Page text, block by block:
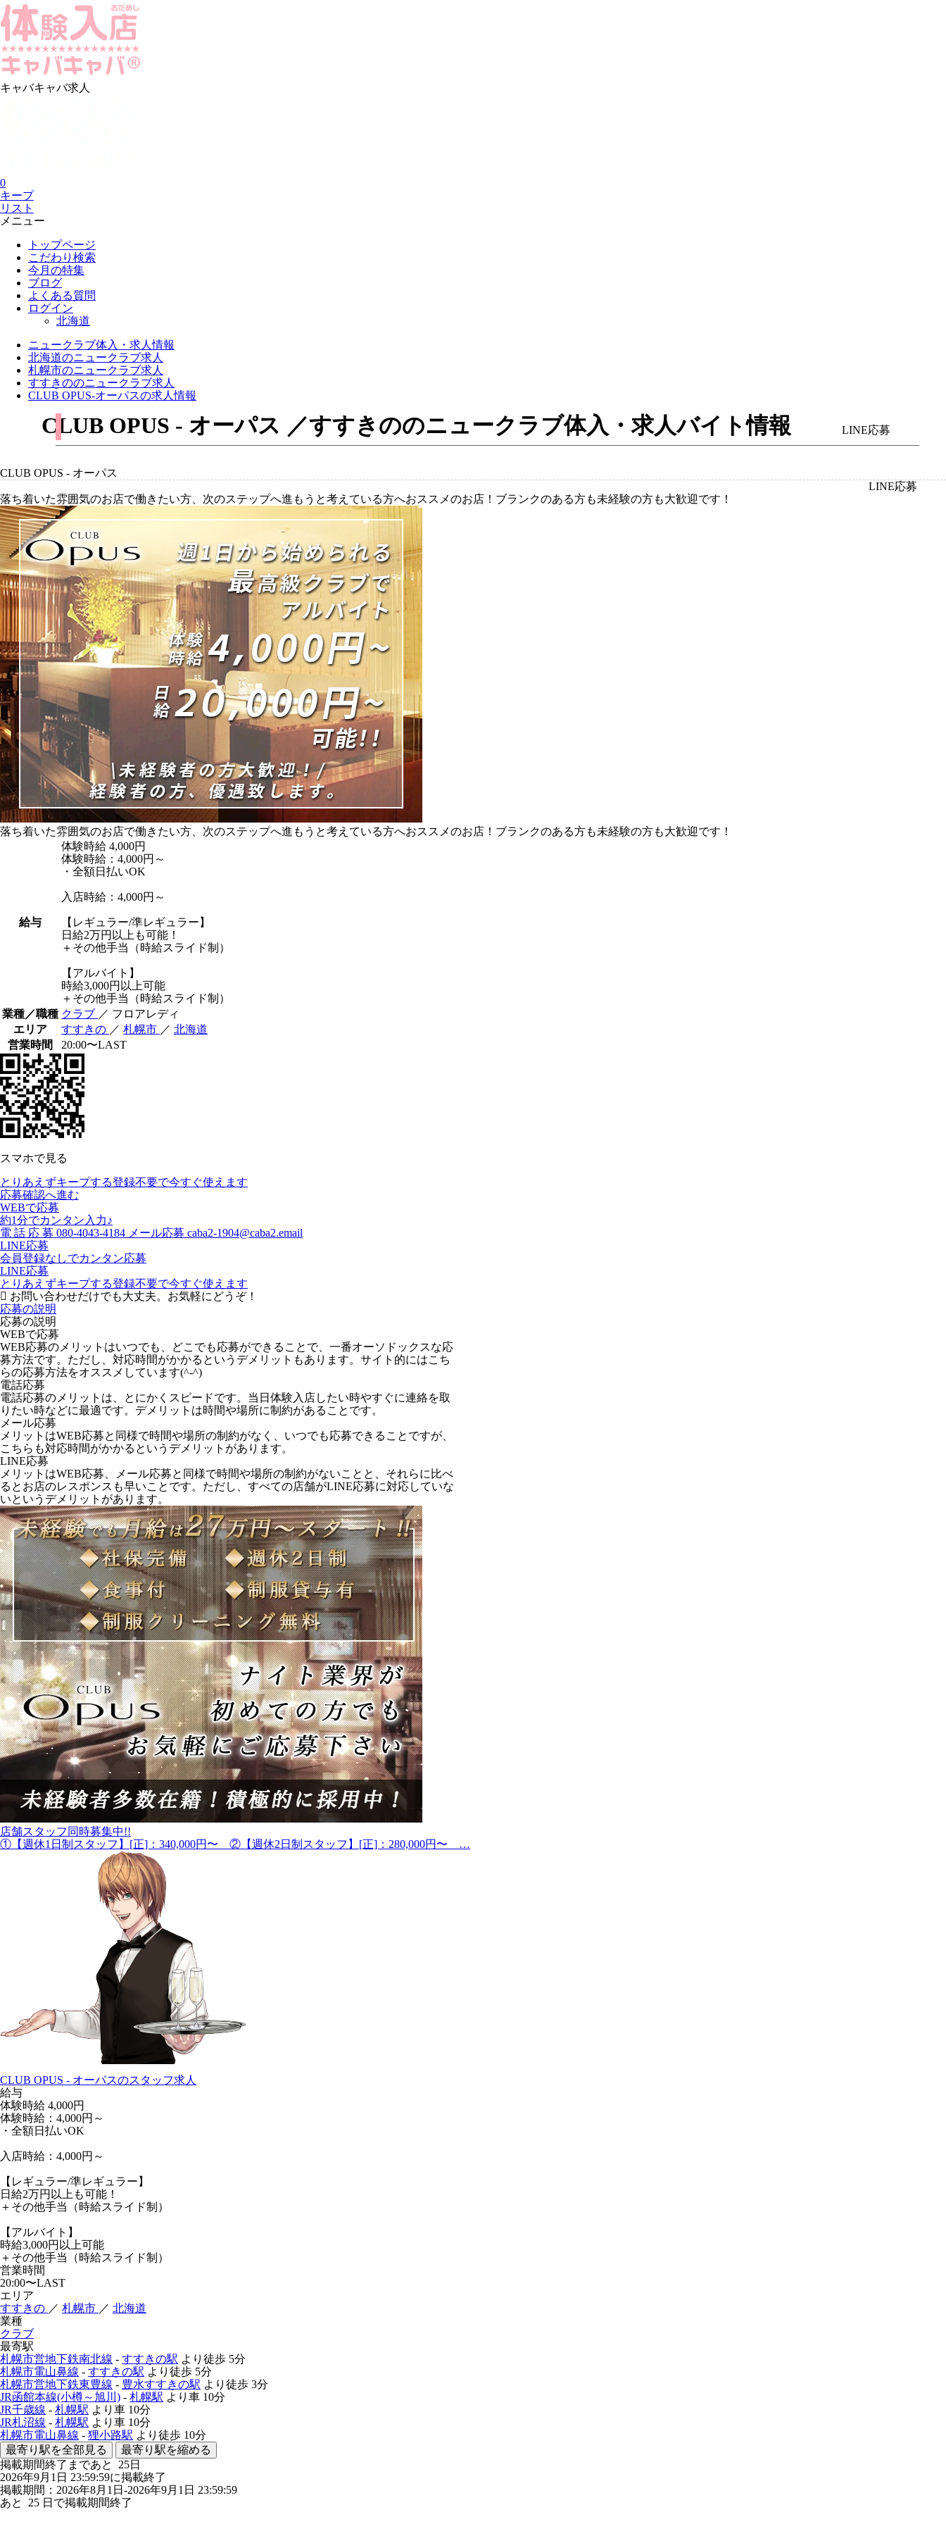
キャバキャバ求人
0
キープ
リスト
メニュー
トップページ
こだわり検索
今月の特集
ブログ
よくある質問
ログイン
北海道
ニュークラブ体入・求人情報
北海道のニュークラブ求人
札幌市のニュークラブ求人
すすきののニュークラブ求人
CLUB OPUS-オーパスの求人情報
CLUB OPUS - オーパス ／すすきののニュークラブ体入・求人バイト情報 LINE応募
CLUB OPUS - オーパス
LINE応募
落ち着いた雰囲気のお店で働きたい方、次のステップへ進もうと考えている方へおススメのお店！ブランクのある方も未経験の方も大歓迎です！
落ち着いた雰囲気のお店で働きたい方、次のステップへ進もうと考えている方へおススメのお店！ブランクのある方も未経験の方も大歓迎です！
給与
体験時給 4,000円
体験時給：4,000円～
・全額日払いOK
入店時給：4,000円～
【レギュラー/準レギュラー】
日給2万円以上も可能！
＋その他手当（時給スライド制）
【アルバイト】
時給3,000円以上可能
＋その他手当（時給スライド制）
業種／職種 クラブ ／ フロアレディ
エリア
すすきの ／ 札幌市 ／ 北海道
営業時間
20:00〜LAST
スマホで見る
とりあえずキープする登録不要で今すぐ使えます
応募確認へ進む
WEBで応募
約1分でカンタン入力♪
電 話 応 募 080-4043-4184 メール応募 caba2-1904@caba2.email
LINE応募
会員登録なしでカンタン応募
LINE応募
とりあえずキープする登録不要で今すぐ使えます
お問い合わせだけでも大丈夫。お気軽にどうぞ！
応募の説明
応募の説明
WEBで応募
WEB応募のメリットはいつでも、どこでも応募ができることで、一番オーソドックスな応
募方法です。ただし、対応時間がかかるというデメリットもあります。サイト的にはこち
らの応募方法をオススメしています(^-^)
電話応募
電話応募のメリットは、とにかくスピードです。当日体験入店したい時やすぐに連絡を取
りたい時などに最適です。デメリットは時間や場所に制約があることです。
メール応募
メリットはWEB応募と同様で時間や場所の制約がなく、いつでも応募できることですが、
こちらも対応時間がかかるというデメリットがあります。
LINE応募
メリットはWEB応募、メール応募と同様で時間や場所の制約がないことと、それらに比べ
るとお店のレスポンスも早いことです。ただし、すべての店舗がLINE応募に対応していな
いというデメリットがあります。
店舗スタッフ同時募集中!!
①【週休1日制スタッフ】[正]：340,000円〜 ②【週休2日制スタッフ】[正]：280,000円〜 …
CLUB OPUS - オーパスのスタッフ求人
給与
体験時給 4,000円
体験時給：4,000円～
・全額日払いOK
入店時給：4,000円～
【レギュラー/準レギュラー】
日給2万円以上も可能！
＋その他手当（時給スライド制）
【アルバイト】
時給3,000円以上可能
＋その他手当（時給スライド制）
営業時間
20:00〜LAST
エリア
すすきの ／ 札幌市 ／ 北海道
業種
クラブ
最寄駅
札幌市営地下鉄南北線 - すすきの駅 より徒歩 5分
札幌市電山鼻線 - すすきの駅 より徒歩 5分
札幌市営地下鉄東豊線 - 豊水すすきの駅 より徒歩 3分
JR函館本線(小樽～旭川) - 札幌駅 より車 10分
JR千歳線 - 札幌駅 より車 10分
JR札沼線 - 札幌駅 より車 10分
札幌市電山鼻線 - 狸小路駅 より徒歩 10分
最寄り駅を全部見る
最寄り駅を縮める
掲載期間終了まであと 25日
2026年9月1日 23:59:59に掲載終了
掲載期間：2026年8月1日-2026年9月1日 23:59:59
あと 25 日で掲載期間終了